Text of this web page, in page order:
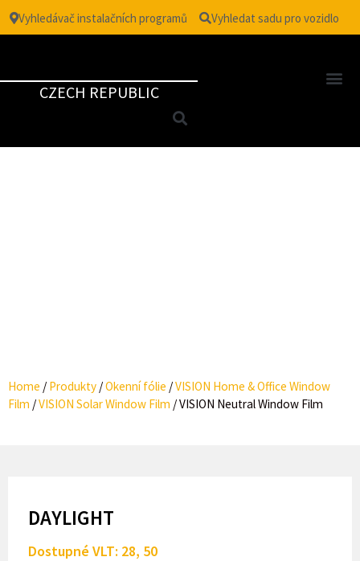
Vyhledávač instalačních programů Vyhledat sadu pro vozidlo
CZECH REPUBLIC
Home / Produkty /Okenní fólie​ /VISION Home & Office Window
Film /VISION Solar Window Film /VISION Neutral Window Film
DAYLIGHT
Dostupné VLT: 28, 50